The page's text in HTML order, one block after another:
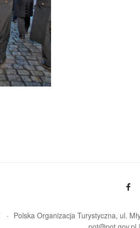
Polska Organizacja Turystyczna, ul.